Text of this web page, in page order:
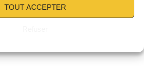
TOUT ACCEPTER